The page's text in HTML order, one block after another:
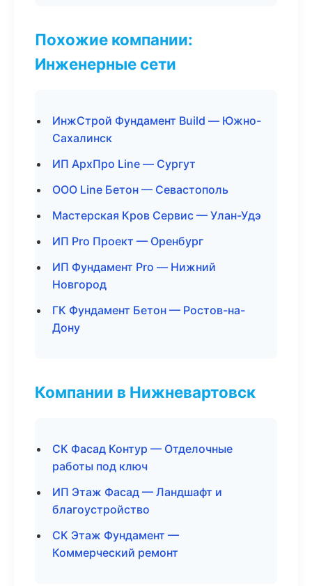
Похожие компании:
Инженерные сети
ИнжСтрой Фундамент Build — Южно-
Сахалинск
ИП АрхПро Line — Сургут
ООО Line Бетон — Севастополь
Мастерская Кров Сервис — Улан-Удэ
ИП Pro Проект — Оренбург
ИП Фундамент Pro — Нижний
Новгород
ГК Фундамент Бетон — Ростов-на-
Дону
Компании в Нижневартовск
СК Фасад Контур — Отделочные
работы под ключ
ИП Этаж Фасад — Ландшафт и
благоустройство
СК Этаж Фундамент —
Коммерческий ремонт